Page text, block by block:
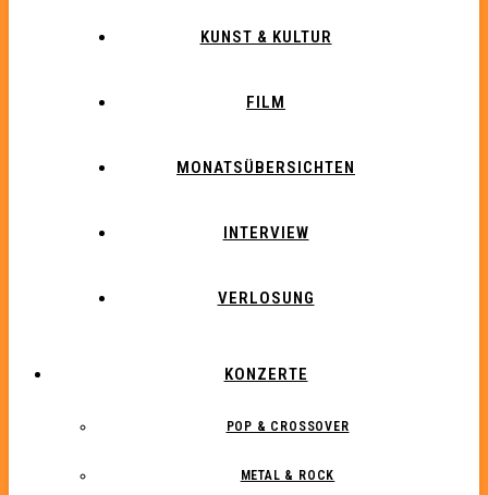
KUNST & KULTUR
FILM
MONATSÜBERSICHTEN
INTERVIEW
VERLOSUNG
KONZERTE
POP & CROSSOVER
METAL & ROCK